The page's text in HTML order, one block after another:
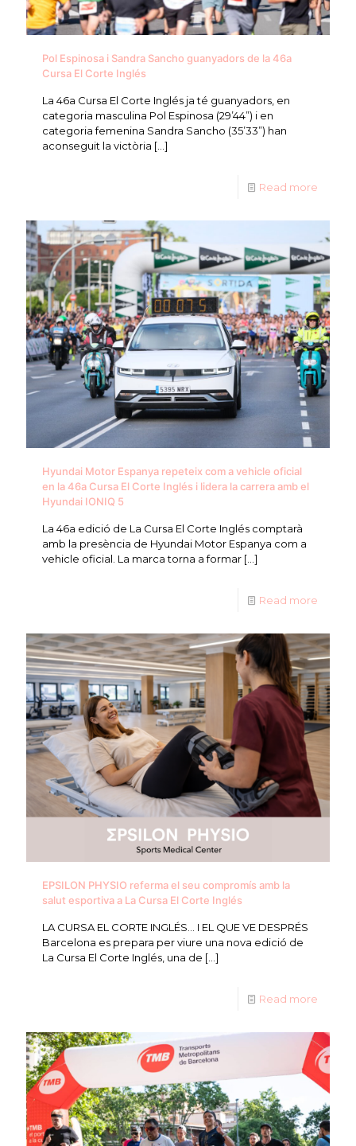
Pol Espinosa i Sandra Sancho guanyadors de la 46a
Cursa El Corte Inglés
La 46a Cursa El Corte Inglés ja té guanyadors, en
categoria masculina Pol Espinosa (29’44”) i en
categoria femenina Sandra Sancho (35’33”) han
aconseguit la victòria […]
Read more
Hyundai Motor Espanya repeteix com a vehicle oficial
en la 46a Cursa El Corte Inglés i lidera la carrera amb el
Hyundai IONIQ 5
La 46a edició de La Cursa El Corte Inglés comptarà
amb la presència de Hyundai Motor Espanya com a
vehicle oficial. La marca torna a formar […]
Read more
EPSILON PHYSIO referma el seu compromís amb la
salut esportiva a La Cursa El Corte Inglés
LA CURSA EL CORTE INGLÉS… I EL QUE VE DESPRÉS
Barcelona es prepara per viure una nova edició de
La Cursa El Corte Inglés, una de […]
Read more